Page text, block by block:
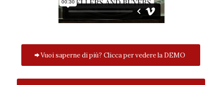
Vuoi saperne di più? Clicca per vedere la DEMO